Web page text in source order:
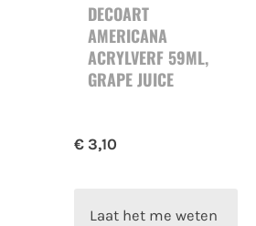
DECOART
AMERICANA
ACRYLVERF 59ML,
GRAPE JUICE
€ 3,10
Laat het me weten